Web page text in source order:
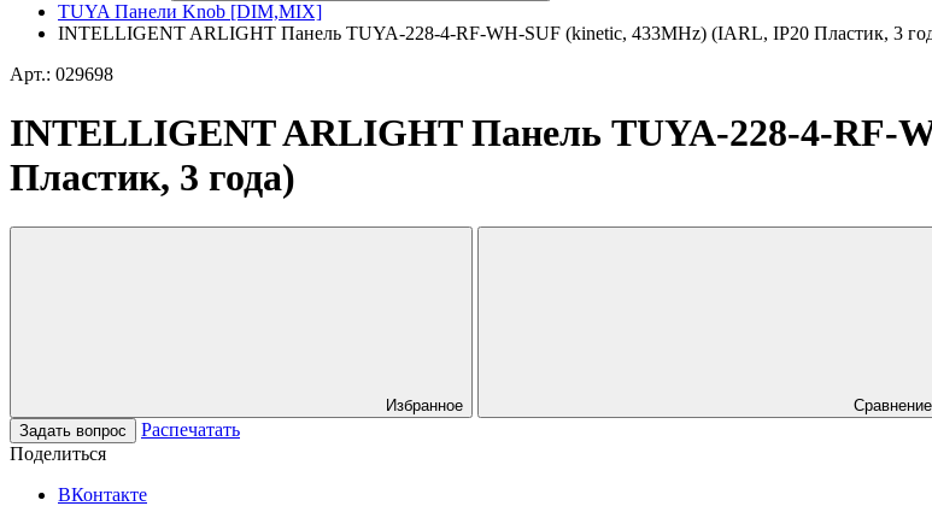
TUYA Панели Knob [DIM,MIX]
INTELLIGENT ARLIGHT Панель TUYA-228-4-RF-WH-SUF (kinetic, 433MHz) (IARL, IP20 Пластик, 3
Арт.: 029698
INTELLIGENT ARLIGHT Панель TUYA-228-4-RF-
Пластик, 3 года)
Избранное Сравнение
Задать вопрос
Распечатать
Поделиться
ВКонтакте